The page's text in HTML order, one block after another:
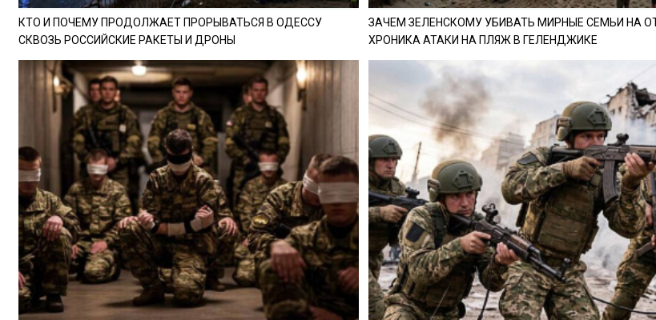
КТО И ПОЧЕМУ ПРОДОЛЖАЕТ ПРОРЫВАТЬСЯ В ОДЕССУ
СКВОЗЬ РОССИЙСКИЕ РАКЕТЫ И ДРОНЫ
ЗАЧЕМ ЗЕЛЕНСКОМУ УБИВАТЬ МИРНЫЕ СЕМЬИ НА
ХРОНИКА АТАКИ НА ПЛЯЖ В ГЕЛЕНДЖИКЕ